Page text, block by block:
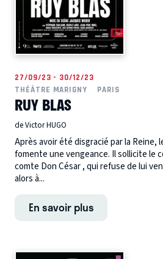
27/09/23 - 30/12/23
THÉÂTRE MARIGNY
PARIS
RUY BLAS
de Victor HUGO
Après avoir été disgracié par la Reine,
fomente une vengeance. Il sollicite le
comte Don César , qui refuse de lui
alors à...
En savoir plus